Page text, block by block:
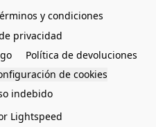
y condiciones
privacidad
Política de devoluciones
de cookies
indebido
Lightspeed